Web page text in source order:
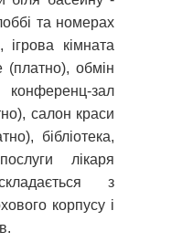
та номерах
кімната
(платно), обмін
зал
салон краси
бібліотека,
лікаря
з
корпусу і